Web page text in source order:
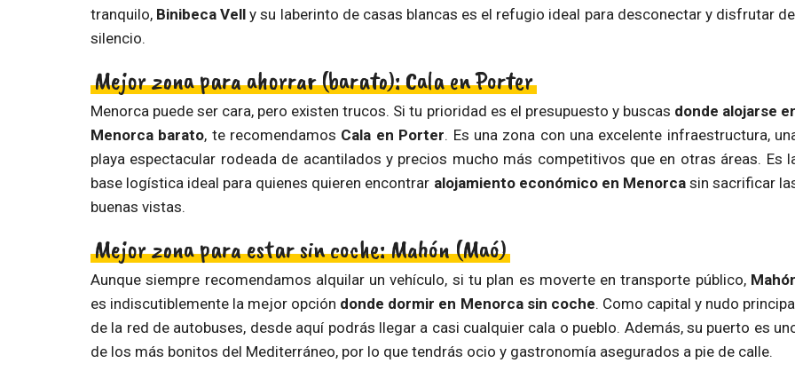
tranquilo, Binibeca Vell y su laberinto de casas blancas es el refugio ideal para desconectar y disfrutar
silencio.
Mejor zona para ahorrar (barato): Cala en Porter
Menorca puede ser cara, pero existen trucos. Si tu prioridad es el presupuesto y buscas donde alojarse
Menorca barato, te recomendamos Cala en Porter. Es una zona con una excelente infraestructura,
playa espectacular rodeada de acantilados y precios mucho más competitivos que en otras áreas. Es
base logística ideal para quienes quieren encontrar alojamiento económico en Menorcasin sacrificar
buenas vistas.
Mejor zona para estar sin coche: Mahón (Maó)
Aunque siempre recomendamos alquilar un vehículo, si tu plan es moverte en transporte público,
es indiscutiblemente la mejor opción donde dormir en Menorca sin coche. Como capital y nudo
de la red de autobuses, desde aquí podrás llegar a casi cualquier cala o pueblo. Además, su puerto es
de los más bonitos del Mediterráneo, por lo que tendrás ocio y gastronomía asegurados a pie de calle.